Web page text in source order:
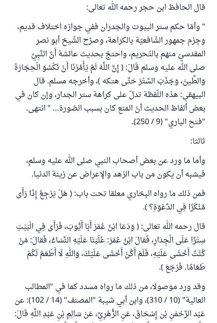
قال الحافظ ابن حجر رحمه الله تعالى:
" وأمّا ‌حكم ‌ستر البيوت والجدران ففي جوازه اختلاف قديم،
وجزم جمهور الشّافعيّة بالكراهة، وصرّح الشّيخ أبو نصر
المقدسيّ منهم بالتّحريم، واحتجّ بحديث عائشة أَنَّ النَّبِيَّ
صلى الله عليه وسلم قَالَ: ( إِنَّ اللَّهَ لَمْ يَأْمُرْنَا أَنْ نَكْسُوَ الْحِجَارَةَ
وَالطِّينَ، وَجَذَبَ السِّتْرَ حَتَّى هتكه )، وأخرجه مسلم. قال
البيهقي: هذه اللّفظة تدلّ على كراهة ستر الجدار، وإن كان في
بعض ألفاظ الحديث أنّ المنع كان بسبب الصّورة… " انتهى.
"فتح الباري" (9 / 250).
ثالثا:
وأما ما ورد عن بعض أصحاب النبي صلى الله عليه وسلم،
فيشبه أن يكون من باب الزهد والإعراض عن زينة الدنيا.
فمن ذلك ما رواه البخاري معلقا تحت باب: ( هَلْ يَرْجِعُ إِذَا رَأَى
مُنْكَرًا فِي الدَّعْوَةِ؟ ).
قال رحمه الله تعالى: ( وَدَعَا ابْنُ عُمَرَ أَبَا أَيُّوبَ، فَرَأَى فِي الْبَيْتِ
سِتْرًا عَلَى الْجِدَارِ، فَقالَ ابْنُ عُمَرَ: ‌غَلَبَنَا عَلَيْهِ النِّسَاءُ، فَقالَ: مَنْ
كُنْتُ أَخْشَى عَلَيْهِ، فَلَمْ أَكُنْ أَخْشَى عَلَيْكَ، وَاللهِ لَا أَطْعَمُ لَكُمْ
طَعَامًا. فَرَجَعَ ).
وقد ورد موصولا، من ذلك ما رواه مسدد كما في "المطالب
العالية" (10 / 310)، وابن أبي شيبة "المصنف" (14 / 102): عن
عَبْد الرَّحْمَنِ بْن إِسْحَاقَ، عَنِ الزُّهْرِيِّ، عَنْ سَالِمِ بْنِ عَبْدِ اللَّهِ قَالَ: